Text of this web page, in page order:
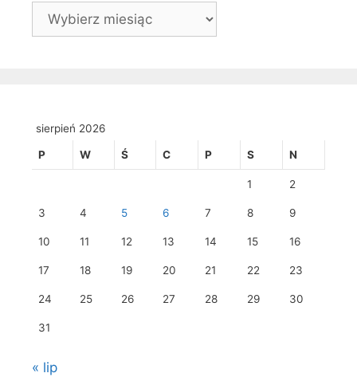
Archiwa
sierpień 2026
P W Ś C P S N
1 2
3 4 5 6 7 8 9
10 11 12 13 14 15 16
17 18 19 20 21 22 23
24 25 26 27 28 29 30
31
« lip